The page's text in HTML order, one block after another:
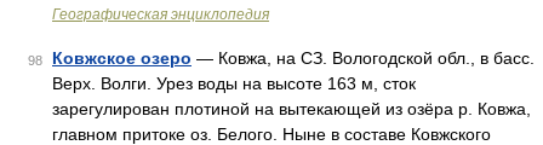
Географическая энциклопедия
98 Ковжское озеро — Ковжа, на СЗ. Вологодской обл., в басс.
Верх. Волги. Урез воды на высоте 163 м, сток
зарегулирован плотиной на вытекающей из озёра р. Ковжа,
главном притоке оз. Белого. Ныне в составе Ковжского